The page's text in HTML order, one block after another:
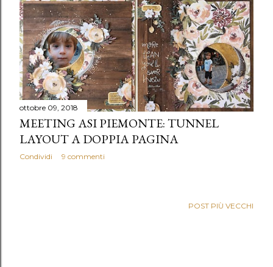
ottobre 09, 2018
MEETING ASI PIEMONTE: TUNNEL
LAYOUT A DOPPIA PAGINA
Condividi 9 commenti
POST PIÙ VECCHI